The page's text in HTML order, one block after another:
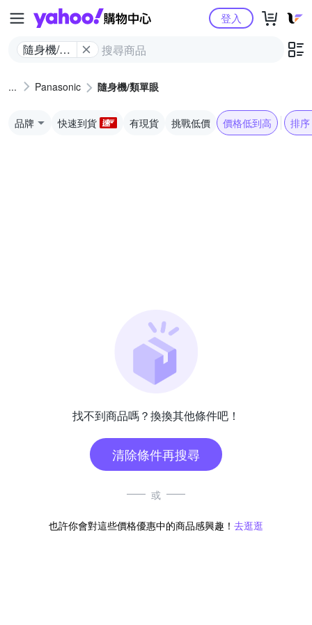
Yahoo購物中心
隨身機/類
登入
Panasonic 隨身機/類單眼
品牌 快速到貨 有現貨 挑戰低價 價格低到高 排序
找不到商品嗎？換換其他條件吧！
清除條件再搜尋
或
也許你會對這些價格優惠中的商品感興趣！ 去逛逛